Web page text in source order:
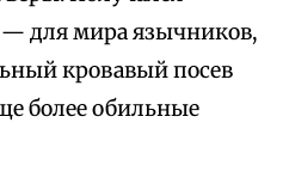
для мира язычников,
кровавый посев
более обильные